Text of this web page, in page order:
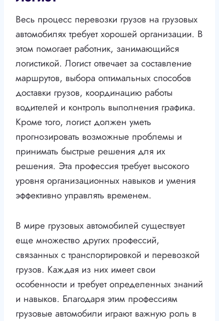
Весь процесс перевозки грузов на грузовых
автомобилях требует хорошей организации. В
этом помогает работник, занимающийся
логистикой. Логист отвечает за составление
маршрутов, выбора оптимальных способов
доставки грузов, координацию работы
водителей и контроль выполнения графика.
Кроме того, логист должен уметь
прогнозировать возможные проблемы и
принимать быстрые решения для их
решения. Эта профессия требует высокого
уровня организационных навыков и умения
эффективно управлять временем.
В мире грузовых автомобилей существует
еще множество других профессий,
связанных с транспортировкой и перевозкой
грузов. Каждая из них имеет свои
особенности и требует определенных знаний
и навыков. Благодаря этим профессиям
грузовые автомобили играют важную роль в